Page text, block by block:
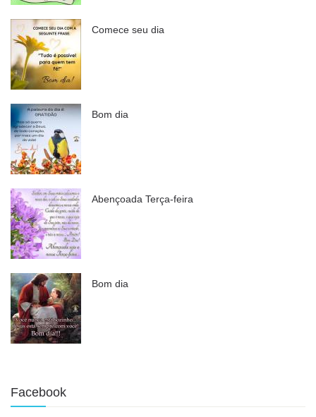
Comece seu dia
Bom dia
Abençoada Terça-feira
Bom dia
Facebook